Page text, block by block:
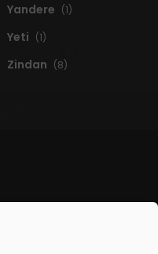
Yandere (1)
Yeti (1)
Zindan (8)